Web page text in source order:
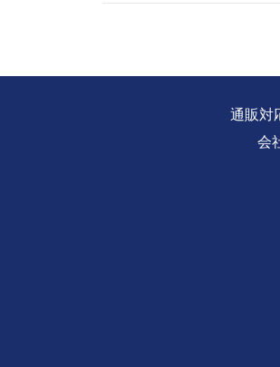
通販対
会